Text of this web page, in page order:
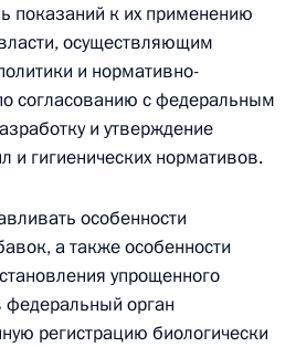
Российской Федерации и статью 1
правонарушениях
показаний к их применению
осуществляющим
и нормативно-
согласованию с федеральным
и утверждение
и гигиенических нормативов.
особенности
а также особенности
упрощенного
федеральный орган
регистрацию биологически